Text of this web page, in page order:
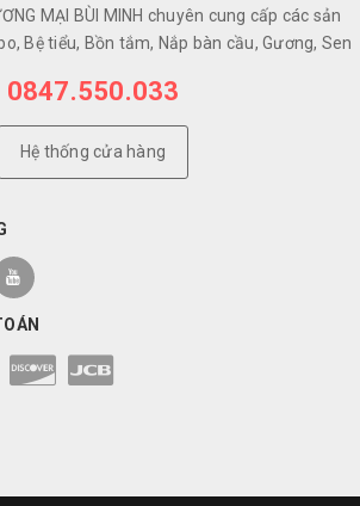
MẠI BÙI MINH chuyên cung cấp các sản
Bệ tiểu, Bồn tắm, Nắp bàn cầu, Gương, Sen
0847.550.033
Hệ thống cửa hàng